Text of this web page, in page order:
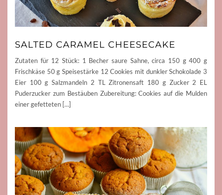
SALTED CARAMEL CHEESECAKE
Zutaten für 12 Stück: 1 Becher saure Sahne, circa 150 g 400 g
Frischkäse 50 g Speisestärke 12 Cookies mit dunkler Schokolade 3
Eier 100 g Salzmandeln 2 TL Zitronensaft 180 g Zucker 2 EL
Puderzucker zum Bestäuben Zubereitung: Cookies auf die Mulden
einer gefetteten […]